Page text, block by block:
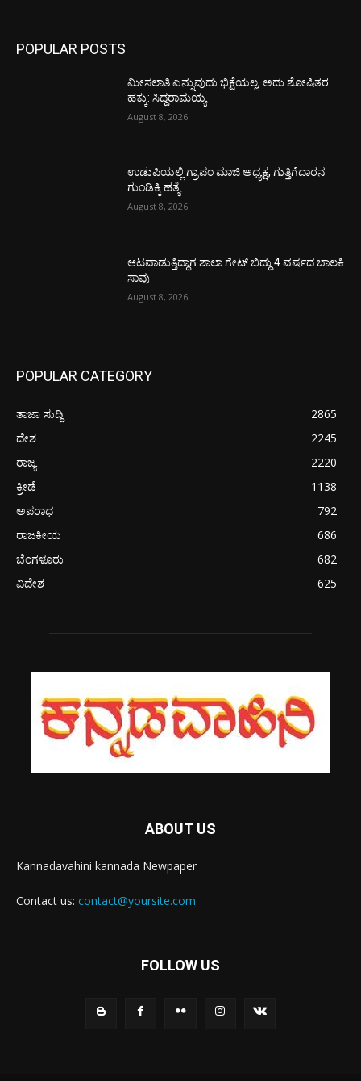
POPULAR POSTS
ಮೀಸಲಾತಿ ಎನ್ನುವುದು ಭಿಕ್ಷೆಯಲ್ಲ, ಅದು ಶೋಷಿತರ
ಹಕ್ಕು: ಸಿದ್ದರಾಮಯ್ಯ
August 8, 2026
ಉಡುಪಿಯಲ್ಲಿ ಗ್ರಾಪಂ ಮಾಜಿ ಅಧ್ಯಕ್ಷ, ಗುತ್ತಿಗೆದಾರನ
ಗುಂಡಿಕ್ಕಿ ಹತ್ಯೆ
August 8, 2026
ಆಟವಾಡುತ್ತಿದ್ದಾಗ ಶಾಲಾ ಗೇಟ್‌ ಬಿದ್ದು 4 ವರ್ಷದ ಬಾಲಕಿ
ಸಾವು
August 8, 2026
POPULAR CATEGORY
ತಾಜಾ ಸುದ್ದಿ
2865
ದೇಶ
2245
ರಾಜ್ಯ
2220
ಕ್ರೀಡೆ
1138
ಅಪರಾಧ
792
ರಾಜಕೀಯ
686
ಬೆಂಗಳೂರು
682
ವಿದೇಶ
625
ABOUT US
Kannadavahini kannada Newpaper
Contact us: contact@yoursite.com
FOLLOW US